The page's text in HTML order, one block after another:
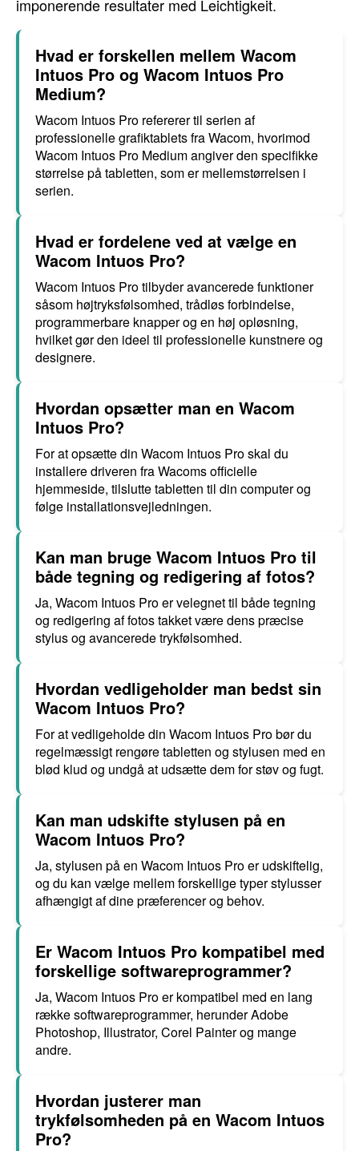
imponerende resultater med Leichtigkeit.
Hvad er forskellen mellem Wacom
Intuos Pro og Wacom Intuos Pro
Medium?
Wacom Intuos Pro refererer til serien af
professionelle grafiktablets fra Wacom, hvorimod
Wacom Intuos Pro Medium angiver den specifikke
størrelse på tabletten, som er mellemstørrelsen i
serien.
Hvad er fordelene ved at vælge en
Wacom Intuos Pro?
Wacom Intuos Pro tilbyder avancerede funktioner
såsom højtryksfølsomhed, trådløs forbindelse,
programmerbare knapper og en høj opløsning,
hvilket gør den ideel til professionelle kunstnere og
designere.
Hvordan opsætter man en Wacom
Intuos Pro?
For at opsætte din Wacom Intuos Pro skal du
installere driveren fra Wacoms officielle
hjemmeside, tilslutte tabletten til din computer og
følge installationsvejledningen.
Kan man bruge Wacom Intuos Pro til
både tegning og redigering af fotos?
Ja, Wacom Intuos Pro er velegnet til både tegning
og redigering af fotos takket være dens præcise
stylus og avancerede trykfølsomhed.
Hvordan vedligeholder man bedst sin
Wacom Intuos Pro?
For at vedligeholde din Wacom Intuos Pro bør du
regelmæssigt rengøre tabletten og stylusen med en
blød klud og undgå at udsætte dem for støv og fugt.
Kan man udskifte stylusen på en
Wacom Intuos Pro?
Ja, stylusen på en Wacom Intuos Pro er udskiftelig,
og du kan vælge mellem forskellige typer stylusser
afhængigt af dine præferencer og behov.
Er Wacom Intuos Pro kompatibel med
forskellige softwareprogrammer?
Ja, Wacom Intuos Pro er kompatibel med en lang
række softwareprogrammer, herunder Adobe
Photoshop, Illustrator, Corel Painter og mange
andre.
Hvordan justerer man
trykfølsomheden på en Wacom Intuos
Pro?